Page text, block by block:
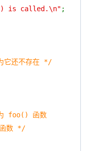
is called.\n" ;
它还不存在 */
foo() 函数
函数 */